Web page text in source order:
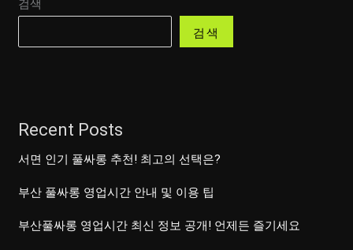
검색
검색
Recent Posts
서면 인기 풀싸롱 추천! 최고의 선택은?
부산 풀싸롱 영업시간 안내 및 이용 팁
부산풀싸롱 영업시간 최신 정보 공개! 언제든 즐기세요